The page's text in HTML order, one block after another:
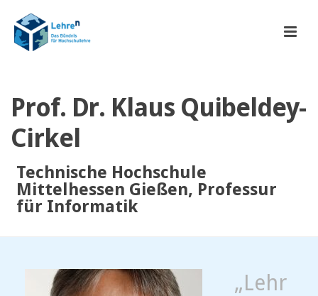
Prof. Dr. Klaus Quibeldey-
Cirkel
Technische Hochschule
Mittelhessen Gießen, Professur
für Informatik
„Lehr